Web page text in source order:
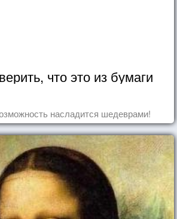
что это из бумаги
насладится шедеврами!